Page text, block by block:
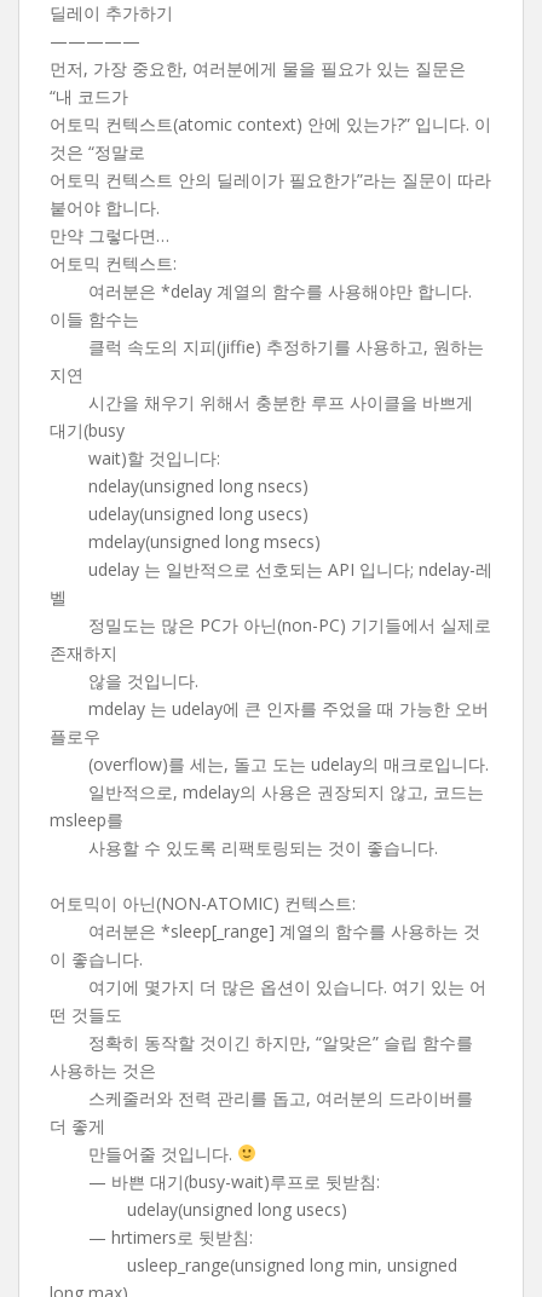
딜레이 추가하기
—————
먼저, 가장 중요한, 여러분에게 물을 필요가 있는 질문은
“내 코드가
어토믹 컨텍스트(atomic context) 안에 있는가?” 입니다. 이
것은 “정말로
어토믹 컨텍스트 안의 딜레이가 필요한가”라는 질문이 따라
붙어야 합니다.
만약 그렇다면…
어토믹 컨텍스트:
여러분은 *delay 계열의 함수를 사용해야만 합니다.
이들 함수는
클럭 속도의 지피(jiffie) 추정하기를 사용하고, 원하는
지연
시간을 채우기 위해서 충분한 루프 사이클을 바쁘게
대기(busy
wait)할 것입니다:
ndelay(unsigned long nsecs)
udelay(unsigned long usecs)
mdelay(unsigned long msecs)
udelay 는 일반적으로 선호되는 API 입니다; ndelay-레
벨
정밀도는 많은 PC가 아닌(non-PC) 기기들에서 실제로
존재하지
않을 것입니다.
mdelay 는 udelay에 큰 인자를 주었을 때 가능한 오버
플로우
(overflow)를 세는, 돌고 도는 udelay의 매크로입니다.
일반적으로, mdelay의 사용은 권장되지 않고, 코드는
msleep를
사용할 수 있도록 리팩토링되는 것이 좋습니다.
어토믹이 아닌(NON-ATOMIC) 컨텍스트:
여러분은 *sleep[_range] 계열의 함수를 사용하는 것
이 좋습니다.
여기에 몇가지 더 많은 옵션이 있습니다. 여기 있는 어
떤 것들도
정확히 동작할 것이긴 하지만, “알맞은” 슬립 함수를
사용하는 것은
스케줄러와 전력 관리를 돕고, 여러분의 드라이버를
더 좋게
만들어줄 것입니다.
— 바쁜 대기(busy-wait)루프로 뒷받침:
udelay(unsigned long usecs)
— hrtimers로 뒷받침:
usleep_range(unsigned long min, unsigned